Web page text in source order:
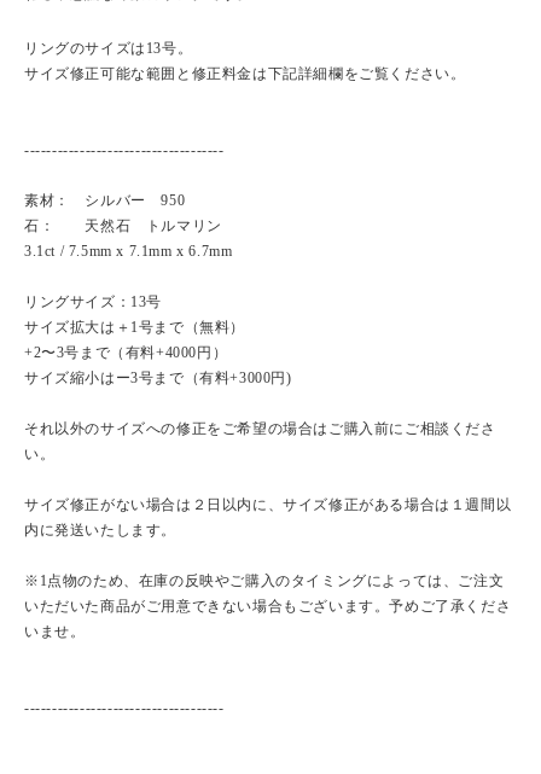
リングのサイズは13号。
サイズ修正可能な範囲と修正料金は下記詳細欄をご覧ください。
------------------------------------
素材： シルバー 950
石： 天然石 トルマリン
3.1ct / 7.5mm x 7.1mm x 6.7mm
リングサイズ：13号
サイズ拡大は＋1号まで（無料）
+2〜3号まで（有料+4000円）
サイズ縮小はー3号まで（有料+3000円)
それ以外のサイズへの修正をご希望の場合はご購入前にご相談くださ
い。
サイズ修正がない場合は２日以内に、サイズ修正がある場合は１週間以
内に発送いたします。
※1点物のため、在庫の反映やご購入のタイミングによっては、ご注文
いただいた商品がご用意できない場合もございます。予めご了承くださ
いませ。
------------------------------------